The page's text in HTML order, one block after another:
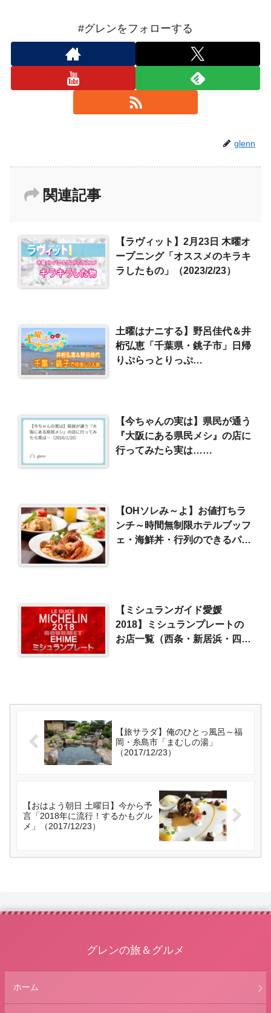
#グレンをフォローする
glenn
関連記事
【ラヴィット】2月23日 木曜オ
ープニング「オススメのキラキ
ラしたもの」（2023/2/23）
土曜はナニする】野呂佳代＆井
桁弘恵「千葉県・銚子市」日帰
りぷらっとりっぷ
【今ちゃんの実は】県民が通う
『大阪にある県民メシ』の店に
行ってみたら実は…
【OHソレみ～よ】お値打ちラ
ンチ～時間無制限ホテルブッフ
ェ・海鮮丼・行列のできるパス
【ミシュランガイド愛媛
2018】ミシュランプレートの
お店一覧（西条・新居浜・四国
【旅サラダ】俺のひとっ風呂～福
岡・糸島市「まむしの湯」
（2017/12/23）
【おはよう朝日 土曜日】今から予
言「2018年に流行！するかもグル
メ」（2017/12/23）
グレンの旅＆グルメ
ホーム